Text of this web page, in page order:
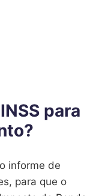
para
informe de
para que o